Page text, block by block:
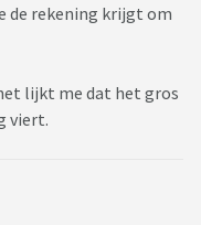
de rekening krijgt om
lijkt me dat het gros
viert.